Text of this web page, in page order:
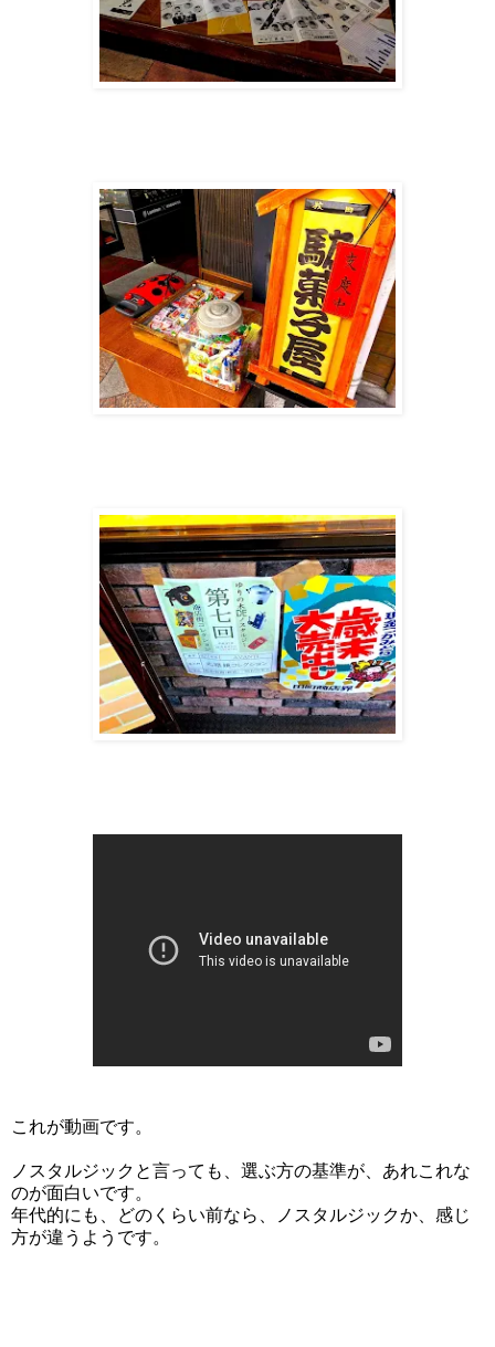
これが動画です。
ノスタルジックと言っても、選ぶ方の基準が、あれこれな
のが面白いです。
年代的にも、どのくらい前なら、ノスタルジックか、感じ
方が違うようです。